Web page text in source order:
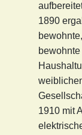
1890
1910 mit